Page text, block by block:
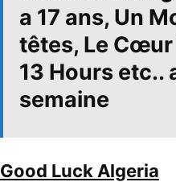
a 17 ans, Un
têtes, Le Cœur
13 Hours etc..
semaine
Good Luck Algeria